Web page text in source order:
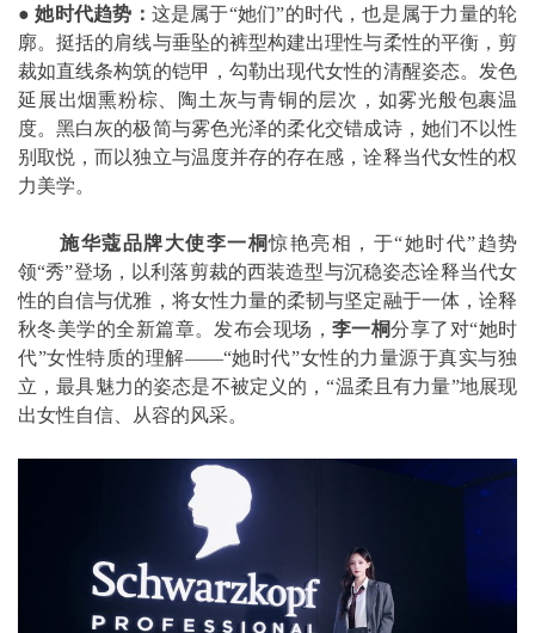
●她时代趋势： 这是属于“她们”的时代，也是属于力量的轮
廓。挺括的肩线与垂坠的裤型构建出理性与柔性的平衡，剪
裁如直线条构筑的铠甲，勾勒出现代女性的清醒姿态。发色
延展出烟熏粉棕、陶土灰与青铜的层次，如雾光般包裹温
度。黑白灰的极简与雾色光泽的柔化交错成诗，她们不以性
别取悦，而以独立与温度并存的存在感，诠释当代女性的权
力美学。
施华蔻品牌大使李一桐惊艳亮相，于“她时代”趋势
领“秀”登场，以利落剪裁的西装造型与沉稳姿态诠释当代女
性的自信与优雅，将女性力量的柔韧与坚定融于一体，诠释
秋冬美学的全新篇章。发布会现场，李一桐分享了对“她时
代”女性特质的理解——“她时代”女性的力量源于真实与独
立，最具魅力的姿态是不被定义的，“温柔且有力量”地展现
出女性自信、从容的风采。